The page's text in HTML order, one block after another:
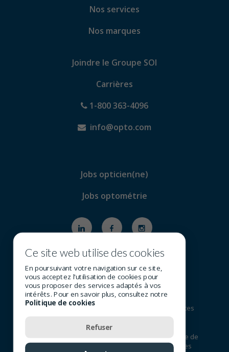
Nos services
Nos marques
Joindre le Groupe SOI
Carrières
1-800 363-4096
info@opto.com
Jobs opticien(ne)
Jobs optométrie
© 2026 Tous droits réservés - Groupe SOI (Services
d’utilisation
-
confidentialité
-
Politique de
cookies
Ce site web utilise des cookies
En poursuivant votre navigation sur ce site,
vous acceptez l'utilisation de cookies pour
vous proposer des services adaptés à vos
intérêts. Pour en savoir plus, consultez notre
Politique de cookies
Refuser